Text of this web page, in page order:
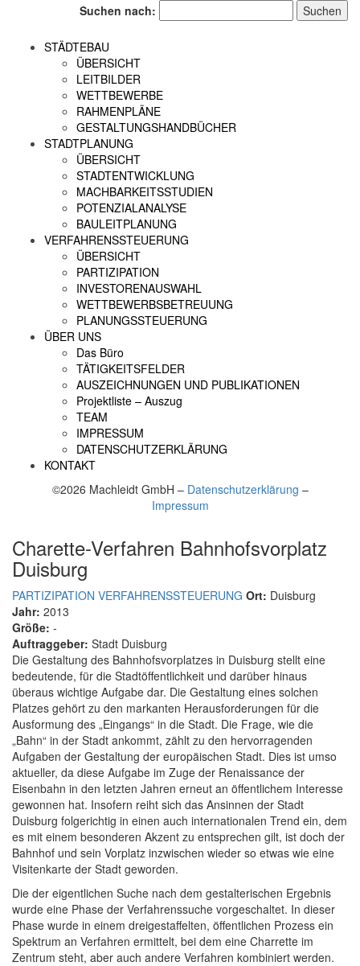
Suchen nach:
STÄDTEBAU
ÜBERSICHT
LEITBILDER
WETTBEWERBE
RAHMENPLÄNE
GESTALTUNGSHANDBÜCHER
STADTPLANUNG
ÜBERSICHT
STADTENTWICKLUNG
MACHBARKEITSSTUDIEN
POTENZIALANALYSE
BAULEITPLANUNG
VERFAHRENSSTEUERUNG
ÜBERSICHT
PARTIZIPATION
INVESTORENAUSWAHL
WETTBEWERBSBETREUUNG
PLANUNGSSTEUERUNG
ÜBER UNS
Das Büro
TÄTIGKEITSFELDER
AUSZEICHNUNGEN UND PUBLIKATIONEN
Projektliste – Auszug
TEAM
IMPRESSUM
DATENSCHUTZERKLÄRUNG
KONTAKT
©2026 Machleidt GmbH – Datenschutzerklärung –
Impressum
Charette-Verfahren Bahnhofsvorplatz
Duisburg
PARTIZIPATION VERFAHRENSSTEUERUNG Ort: Duisburg
Jahr: 2013
Größe: -
Auftraggeber: Stadt Duisburg
Die Gestaltung des Bahnhofsvorplatzes in Duisburg stellt eine
bedeutende, für die Stadtöffentlichkeit und darüber hinaus
überaus wichtige Aufgabe dar. Die Gestaltung eines solchen
Platzes gehört zu den markanten Herausforderungen für die
Ausformung des „Eingangs“ in die Stadt. Die Frage, wie die
„Bahn“ in der Stadt ankommt, zählt zu den hervorragenden
Aufgaben der Gestaltung der europäischen Stadt. Dies ist umso
aktueller, da diese Aufgabe im Zuge der Renaissance der
Eisenbahn in den letzten Jahren erneut an öffentlichem Interesse
gewonnen hat. Insofern reiht sich das Ansinnen der Stadt
Duisburg folgerichtig in einen auch internationalen Trend ein, dem
es mit einem besonderen Akzent zu entsprechen gilt, ist doch der
Bahnhof und sein Vorplatz inzwischen wieder so etwas wie eine
Visitenkarte der Stadt geworden.
Die der eigentlichen Suche nach dem gestalterischen Ergebnis
wurde eine Phase der Verfahrenssuche vorgeschaltet. In dieser
Phase wurde in einem dreigestaffelten, öffentlichen Prozess ein
Spektrum an Verfahren ermittelt, bei dem eine Charrette im
Zentrum steht, aber auch andere Verfahren kombiniert werden.